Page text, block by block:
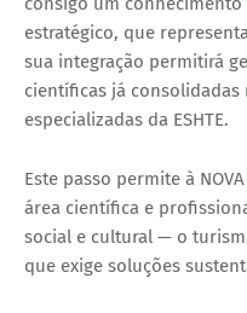
estratégico, que
sua integração permitirá
científicas já consolidadas
especializadas da ESHTE.
Este passo permite à
área científica e
social e cultural — o
que exige soluções